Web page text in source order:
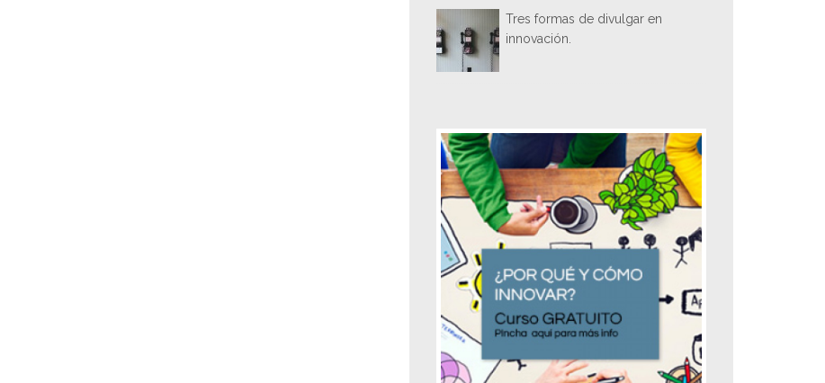
Tres formas de divulgar en
innovación.